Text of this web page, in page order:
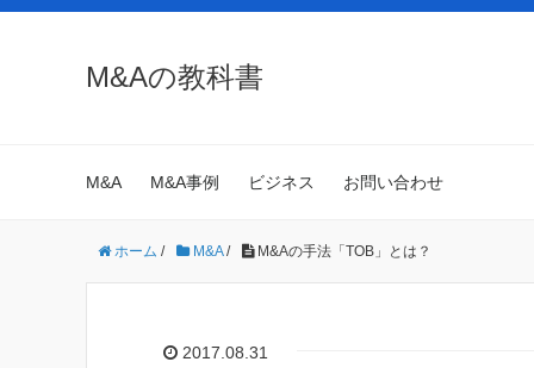
M&Aの教科書
M&A M&A事例 ビジネス お問い合わせ
ホーム / M&A/ M&Aの手法「TOB」とは？
2017.08.31